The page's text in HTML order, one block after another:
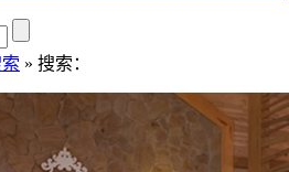
» 搜索：